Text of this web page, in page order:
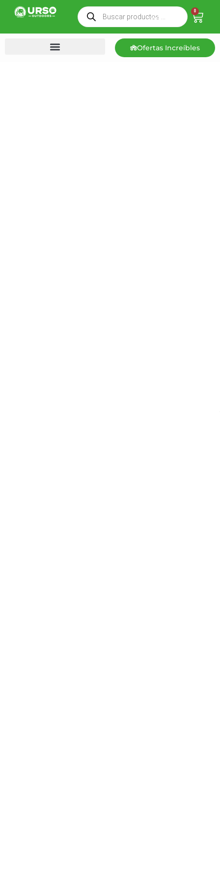
0
Ofertas Increíbles